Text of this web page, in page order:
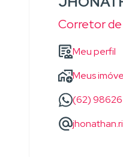
Corretor
Meu perfil
Meus
(62)